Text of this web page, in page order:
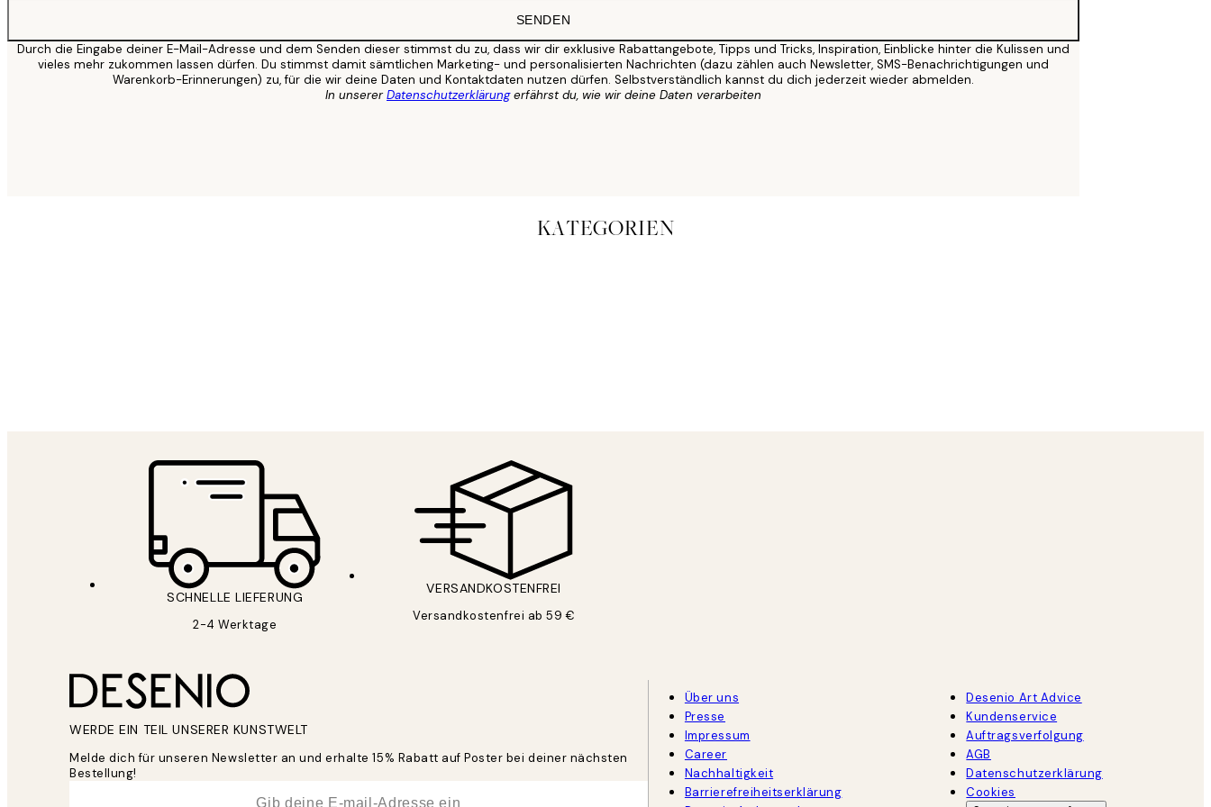
SENDEN
Durch die Eingabe deiner E-Mail-Adresse und dem Senden dieser stimmst du zu, dass wir dir exklusive Rabattangebote, Tipps und Tricks, Inspiration, Einblicke hinter die Kulissen und
vieles mehr zukommen lassen dürfen. Du stimmst damit sämtlichen Marketing- und personalisierten Nachrichten (dazu zählen auch Newsletter, SMS-Benachrichtigungen und
Warenkorb-Erinnerungen) zu, für die wir deine Daten und Kontaktdaten nutzen dürfen. Selbstverständlich kannst du dich jederzeit wieder abmelden.
In unsererDatenschutzerklärungerfährst du, wie wir deine Daten verarbeiten
KATEGORIEN
SCHNELLE LIEFERUNG
2-4 Werktage
VERSANDKOSTENFREI
Versandkostenfrei ab 59 €
WERDE EIN TEIL UNSERER KUNSTWELT
Melde dich für unseren Newsletter an und erhalte 15% Rabatt auf Poster bei deiner nächsten
Bestellung!
Über uns
Presse
Impressum
Career
Nachhaltigkeit
Barrierefreiheitserklärung
Desenio Art Advice
Kundenservice
Auftragsverfolgung
AGB
Datenschutzerklärung
Cookies